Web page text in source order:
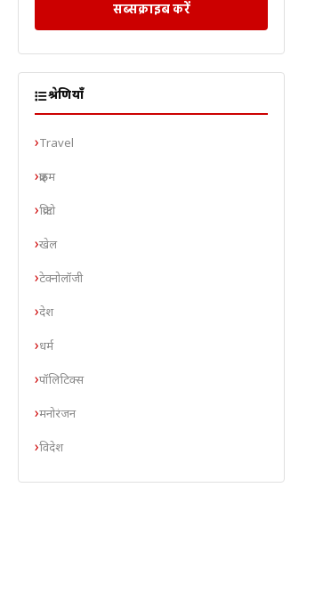
सब्सक्राइब करें
श्रेणियाँ
Travel
क्राइम
क्रिप्टो
खेल
टेक्नोलॉजी
देश
धर्म
पॉलिटिक्स
मनोरंजन
विदेश